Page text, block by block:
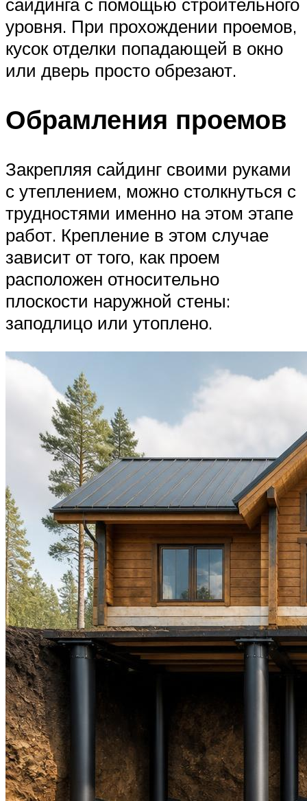
уровня. При прохождении проемов,
кусок отделки попадающей в окно
или дверь просто обрезают.
Обрамления проемов
Закрепляя сайдинг своими руками
с утеплением, можно столкнуться с
трудностями именно на этом этапе
работ. Крепление в этом случае
зависит от того, как проем
расположен относительно
плоскости наружной стены:
заподлицо или утоплено.